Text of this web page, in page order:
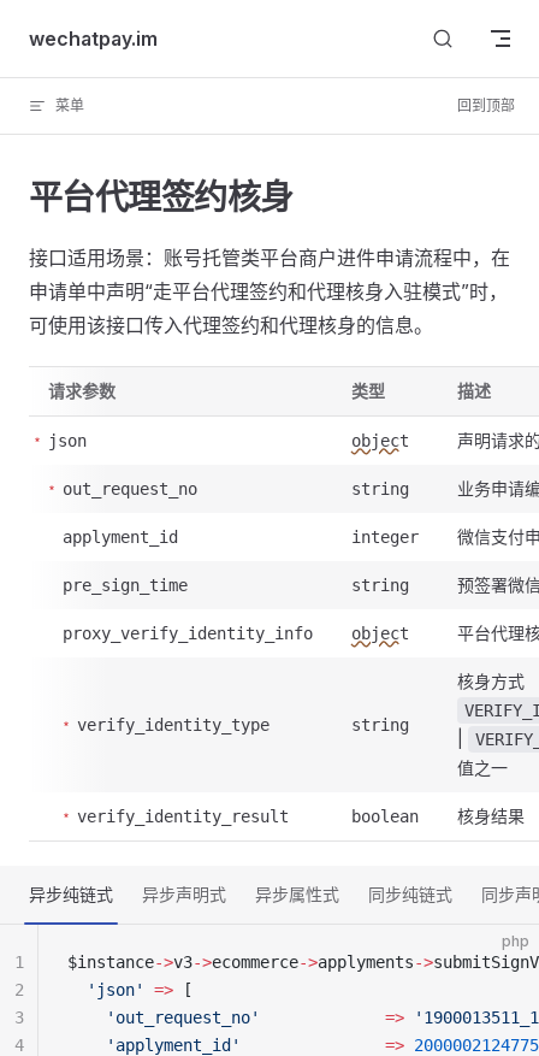
Skip to content
wechatpay.im
菜单 回到顶部
平台代理签约核身
接口适用场景：账号托管类平台商户进件申请流程中，在
申请单中声明“走平台代理签约和代理核身入驻模式”时，
可使用该接口传入代理签约和代理核身的信息。
请求参数 类型 描述
json object 声明请求
out_request_no string 业务申请
applyment_id integer 微信支付
pre_sign_time string 预签署微
proxy_verify_identity_info object 平台代理
verify_identity_type string
核身方式
值之一
verify_identity_result boolean 核身结果
异步纯链式 异步声明式 异步属性式 同步纯链式 同步声
php
$instance->v3->ecommerce->applyments->
  'json'
=> [
    'out_request_no'
             =>
    'applyment_id'
               =>
1
2
3
4